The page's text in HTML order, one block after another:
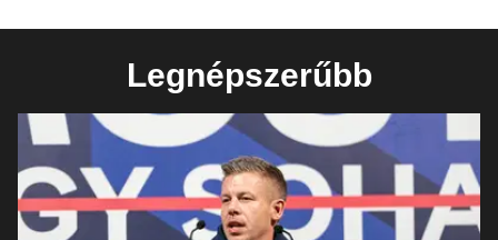
Legnépszerűbb